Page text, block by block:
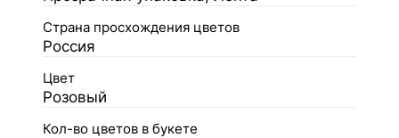
Страна просхождения цветов
Россия
Цвет
Розовый
Кол-во цветов в букете